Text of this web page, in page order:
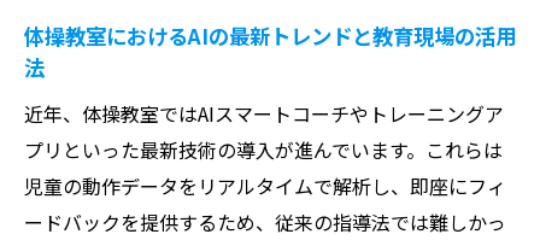
運動指導にAIを用いた体操教室の実践と効果
体操教室の運動指導にAIを取り入れるメリ
ット
体操教室におけるAIの最新トレンドと教育現場の活用
法
近年、体操教室ではAIスマートコーチやトレーニングア
プリといった最新技術の導入が進んでいます。これらは
児童の動作データをリアルタイムで解析し、即座にフィ
ードバックを提供するため、従来の指導法では難しかっ